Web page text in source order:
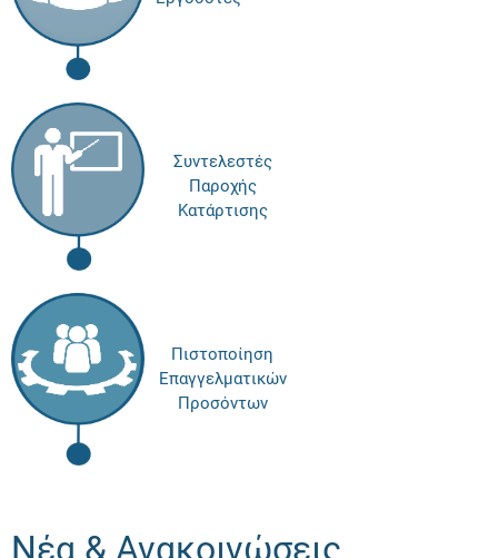
Συντελεστές
Παροχής
Κατάρτισης
Πιστοποίηση
Επαγγελματικών
Προσόντων
Νέα & Ανακοινώσεις